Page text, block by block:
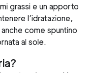
grassi e un apporto
l’idratazione,
come spuntino
al sole.